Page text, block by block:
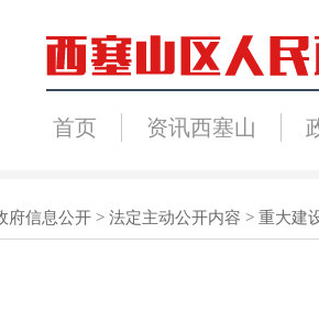
首页 资讯西塞山
府信息公开> 法定主动公开内容 > 重大建